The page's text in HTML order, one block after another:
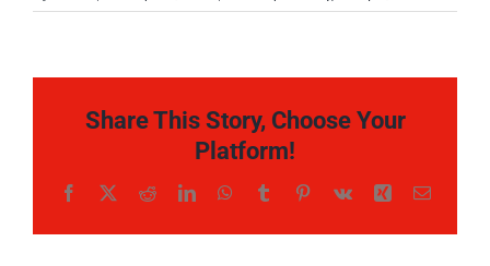
Grapefruit
Share This Story, Choose Your
Platform!
Facebook
X RedditLinkedInWhatsApp
TumblrPinterest
Vk Xing Email